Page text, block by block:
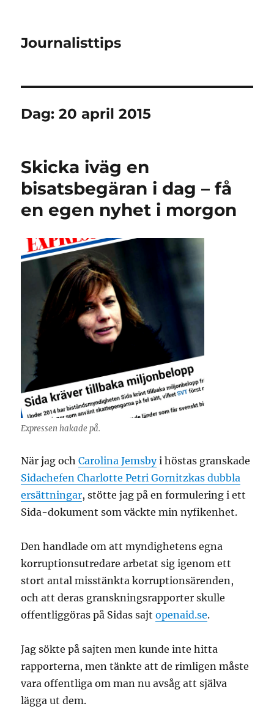
Journalisttips
Dag:20 april 2015
Skicka iväg en
bisatsbegäran i dag – få
en egen nyhet i morgon
Expressen hakade på.
När jag ochCarolina Jemsbyi höstas granskade
Sidachefen Charlotte Petri Gornitzkas dubbla
ersättningar, stötte jag på en formulering i ett
Sida-dokument som väckte min nyfikenhet.
Den handlade om att myndighetens egna
korruptionsutredare arbetat sig igenom ett
stort antal misstänkta korruptionsärenden,
och att deras granskningsrapporter skulle
offentliggöras på Sidas sajtopenaid.se.
Jag sökte på sajten men kunde inte hitta
rapporterna, men tänkte att de rimligen måste
vara offentliga om man nu avsåg att själva
lägga ut dem.